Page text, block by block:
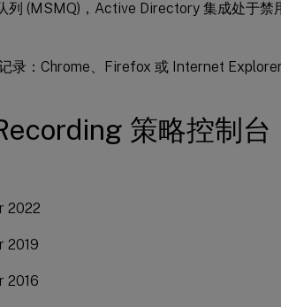
列 (MSMQ)，Active Directory 集成处于禁
录：Chrome、Firefox 或 Internet Explorer
策略控制台
2022
2019
2016